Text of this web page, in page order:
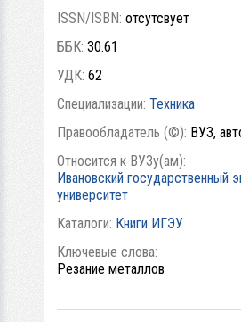
ISSN/ISBN: отсутсвует
ББК: 30.61
УДК: 62
Специализации: Техника
Правообладатель (©): ВУЗ,
Относится к ВУЗу(ам):
Ивановский государственный
университет
Каталоги: Книги ИГЭУ
Ключевые слова:
Резание металлов